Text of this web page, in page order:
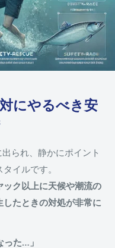
にやるべき安
られ、静かにポイント
イルです。
ック以上に天候や潮流の
たときの対処が非常に
った…」